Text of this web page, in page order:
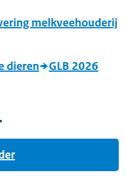
melkveehouderij
dieren
GLB 2026